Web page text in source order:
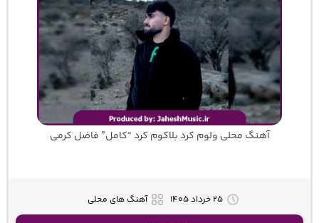
آهنگ محلی ولوم کرد بلاکوم کرد “کامل” فاضل کرمی
۲۵ خرداد ۱۴۰۵ آهنگ های محلی